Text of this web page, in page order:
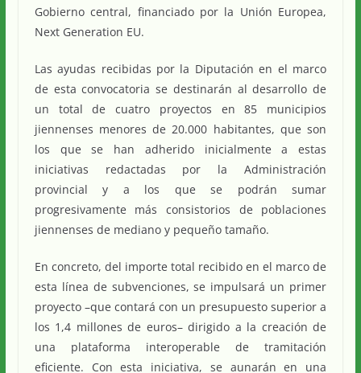
Gobierno central, financiado por la Unión Europea,
Next Generation EU.
Las ayudas recibidas por la Diputación en el marco
de esta convocatoria se destinarán al desarrollo de
un total de cuatro proyectos en 85 municipios
jiennenses menores de 20.000 habitantes, que son
los que se han adherido inicialmente a estas
iniciativas redactadas por la Administración
provincial y a los que se podrán sumar
progresivamente más consistorios de poblaciones
jiennenses de mediano y pequeño tamaño.
En concreto, del importe total recibido en el marco de
esta línea de subvenciones, se impulsará un primer
proyecto –que contará con un presupuesto superior a
los 1,4 millones de euros– dirigido a la creación de
una plataforma interoperable de tramitación
eficiente. Con esta iniciativa, se aunarán en una